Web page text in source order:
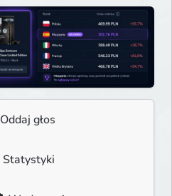
Oddaj głos
Statystyki